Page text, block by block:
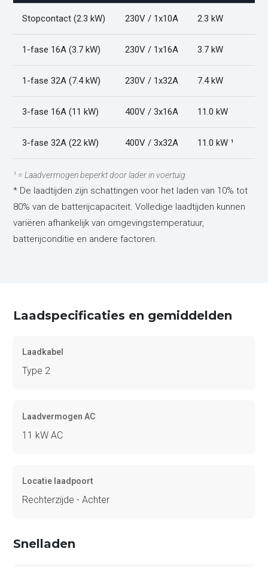
Stopcontact (2.3 kW) 230V / 1x10A 2.3 kW
1-fase 16A (3.7 kW) 230V / 1x16A 3.7 kW
1-fase 32A (7.4 kW) 230V / 1x32A 7.4 kW
3-fase 16A (11 kW) 400V / 3x16A 11.0 kW
3-fase 32A (22 kW) 400V / 3x32A 11.0 kW ¹
¹ = Laadvermogen beperkt door lader in voertuig.
* De laadtijden zijn schattingen voor het laden van 10% tot
80% van de batterijcapaciteit. Volledige laadtijden kunnen
variëren afhankelijk van omgevingstemperatuur,
batterijconditie en andere factoren.
Laadspecificaties en gemiddelden
Laadkabel
Type 2
Laadvermogen AC
11 kW AC
Locatie laadpoort
Rechterzijde - Achter
Snelladen